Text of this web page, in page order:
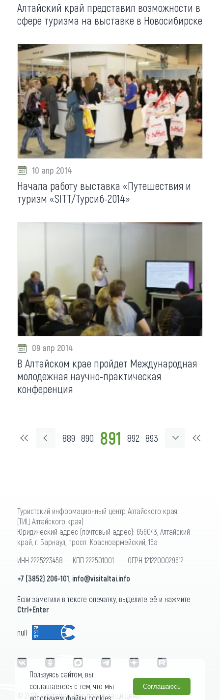
Алтайский край представил возможности в
сфере туризма на выставке в Новосибирске
10 апр 2014
Начала работу выставка «Путешествия и
туризм «SITT/Турсиб-2014»
09 апр 2014
В Алтайском крае пройдет Международная
молодежная научно-практическая
конференция
889 890 891 892 893
Туристский информационный центр Алтайского края
(ТИЦ Алтайского края)
Юридический адрес (почтовый адрес): 656043, Алтайский
край, г. Барнаул, просп. Красноармейский, 16а
ИНН 2225223458 КПП 222501001 ОГРН 1212200029612
+7 (3852) 206-101 info@visitaltai.info
Если заметили в тексте опечатку, выделите её и нажмите
Ctrl+Enter
null
© 2026 «visitaltai» Все права защищены.
Пользуясь сайтом, вы
соглашаетесь с тем, что мы
используем файлы cookies.
Соглашаюсь